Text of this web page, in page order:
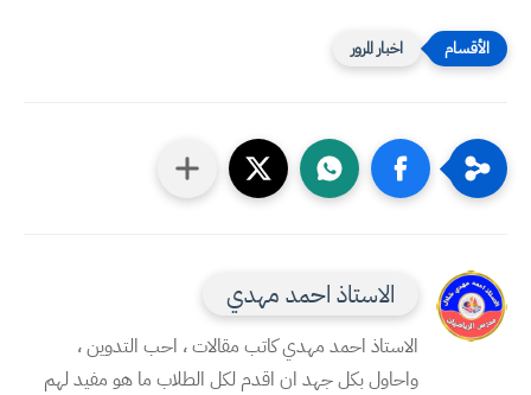
اخبار المرور
الاستاذ احمد مهدي
الاستاذ احمد مهدي كاتب مقالات ، احب التدوين ،
واحاول بكل جهد ان اقدم لكل الطلاب ما هو مفيد لهم